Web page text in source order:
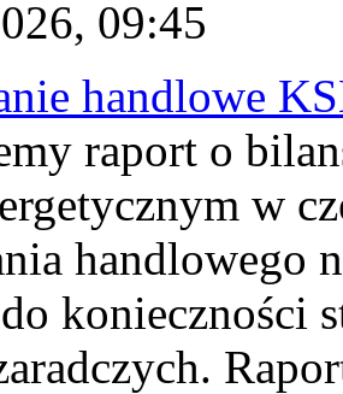
09:45
handlowe
raport o
w
handlowego
konieczności